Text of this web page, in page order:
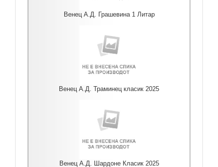
Венец А.Д. Грашевина 1 Литар
Венец А.Д. Траминец класик 2025
Венец А.Д. Шардоне Класик 2025